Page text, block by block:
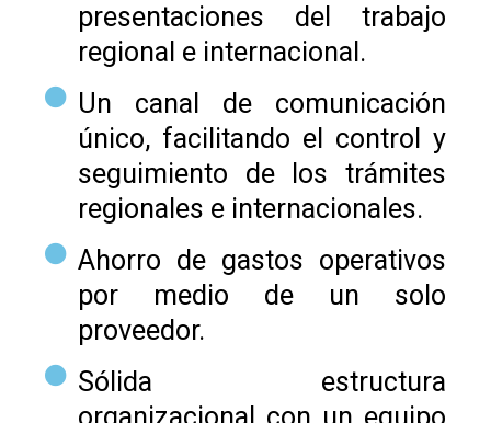
presentaciones del trabajo
regional e internacional.
Un canal de comunicación
único, facilitando el control y
seguimiento de los trámites
regionales e internacionales.
Ahorro de gastos operativos
por medio de un solo
proveedor.
Sólida estructura